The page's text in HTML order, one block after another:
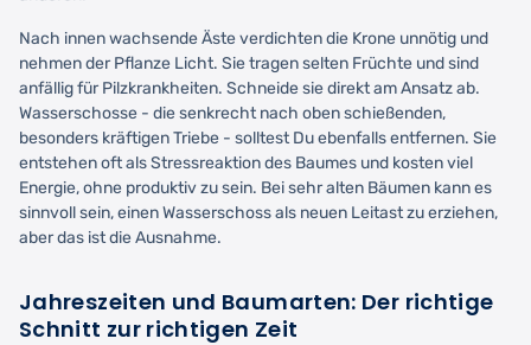
Nach innen wachsende Äste verdichten die Krone unnötig und
nehmen der Pflanze Licht. Sie tragen selten Früchte und sind
anfällig für Pilzkrankheiten. Schneide sie direkt am Ansatz ab.
Wasserschosse - die senkrecht nach oben schießenden,
besonders kräftigen Triebe - solltest Du ebenfalls entfernen. Sie
entstehen oft als Stressreaktion des Baumes und kosten viel
Energie, ohne produktiv zu sein. Bei sehr alten Bäumen kann es
sinnvoll sein, einen Wasserschoss als neuen Leitast zu erziehen,
aber das ist die Ausnahme.
Jahreszeiten und Baumarten: Der richtige
Schnitt zur richtigen Zeit